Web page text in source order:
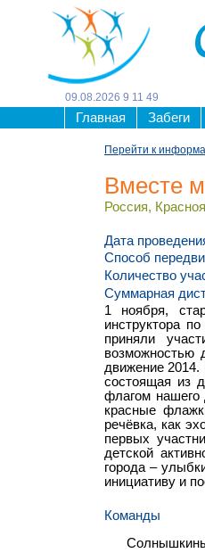
09 08 2026 9 11 49
Главная Забеги
Перейти к
Вместе
Россия,
Дата
Способ
Количество
Суммарная
1 ноября,
инструктора
приняли
возможностью
движение 2014.
состоящая из
флагом нашего
красные
речёвка, как
первых
детской
города –
инициативу и
Команды